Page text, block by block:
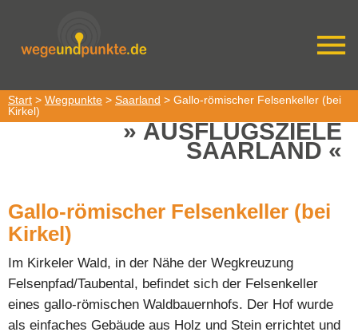
Start > Wegpunkte > Saarland > Gallo-römischer Felsenkeller (bei
Kirkel)
AUSFLUGSZIELE
SAARLAND
Gallo-römischer Felsenkeller (bei
Kirkel)
Im Kirkeler Wald, in der Nähe der Wegkreuzung
Felsenpfad/Taubental, befindet sich der Felsenkeller
eines gallo-römischen Waldbauernhofs. Der Hof wurde
als einfaches Gebäude aus Holz und Stein errichtet und